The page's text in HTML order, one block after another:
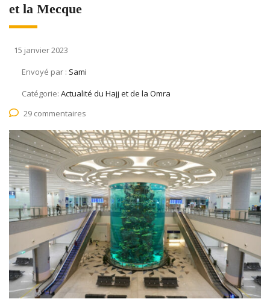
et la Mecque
15 janvier 2023
Envoyé par : Sami
Catégorie: Actualité du Hajj et de la Omra
29 commentaires